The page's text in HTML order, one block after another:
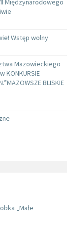
Międzynarodowego
Wstęp wolny
Mazowieckiego
KONKURSIE
BLISKIE
„Małe